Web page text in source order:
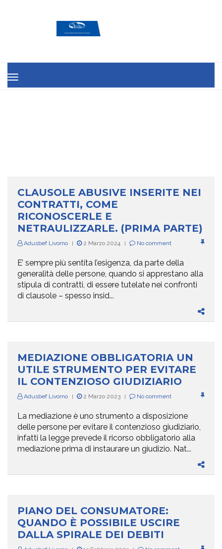
MENU
CLAUSOLE ABUSIVE INSERITE NEI
CONTRATTI, COME
RICONOSCERLE E
NETRAULIZZARLE. (PRIMA PARTE)
Adusbef Livorno | 2 Marzo 2024 | No comment
E’ sempre più sentita l’esigenza, da parte della
generalità delle persone, quando si apprestano alla
stipula di contratti, di essere tutelate nei confronti
di clausole – spesso insid...
MEDIAZIONE OBBLIGATORIA UN
UTILE STRUMENTO PER EVITARE
IL CONTENZIOSO GIUDIZIARIO
Adusbef Livorno | 2 Marzo 2023 | No comment
La mediazione è uno strumento a disposizione
delle persone per evitare il contenzioso giudiziario,
infatti la legge prevede il ricorso obbligatorio alla
mediazione prima di instaurare un giudizio. Nat...
PIANO DEL CONSUMATORE:
QUANDO È POSSIBILE USCIRE
DALLA SPIRALE DEI DEBITI